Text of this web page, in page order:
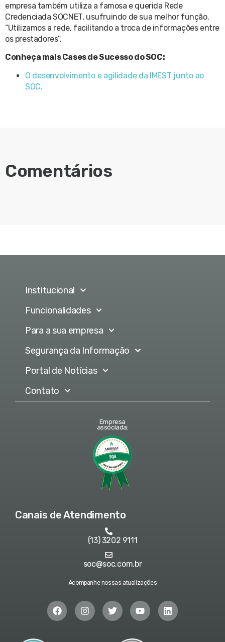
empresa também utiliza a famosa e querida Rede
Credenciada SOCNET, usufruindo de sua melhor função.
“Utilizamos a rede, facilitando a troca de informações entre
os prestadores”.
Conheça mais Cases de Sucesso do SOC:
O desenvolvimento e agilidade da IMEST junto ao
SOC.
Comentários
Institucional
Funcionalidades
Para a sua empresa
Segurança da Informação
Portal de Notícias
Contato
Empresa
associada:
Canais de Atendimento
(13) 3202 9111
soc@soc.com.br
Acompanhe nossas atualizações